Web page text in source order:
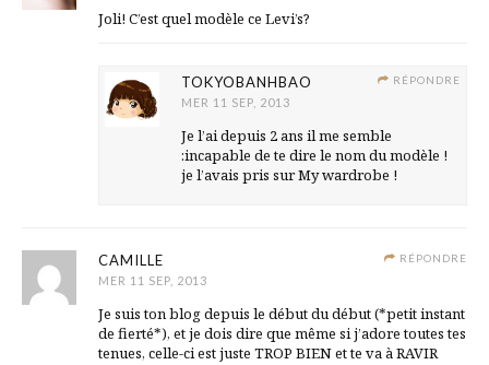
Joli! C’est quel modèle ce Levi’s?
RÉPONDRE
TOKYOBANHBAO
MER 11 SEP, 2013
Je l’ai depuis 2 ans il me semble
:incapable de te dire le nom du modèle !
je l’avais pris sur My wardrobe !
RÉPONDRE
CAMILLE
MER 11 SEP, 2013
Je suis ton blog depuis le début du début (*petit instant
de fierté*), et je dois dire que même si j’adore toutes tes
tenues, celle-ci est juste TROP BIEN et te va à RAVIR